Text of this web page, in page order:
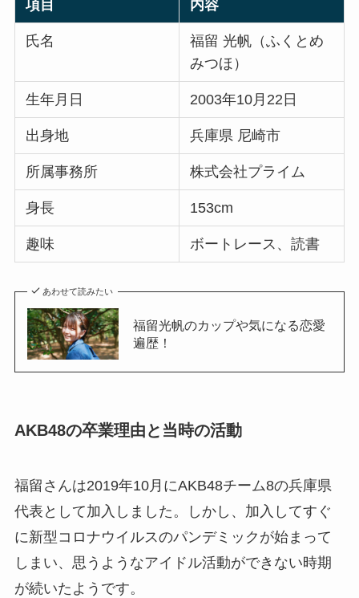
項目 内容
氏名
福留 光帆（ふくとめ
みつほ）
生年月日 2003年10月22日
出身地 兵庫県 尼崎市
所属事務所 株式会社プライム
身長 153cm
趣味 ボートレース、読書
あわせて読みたい
福留光帆のカップや気になる恋愛
遍歴！
AKB48の卒業理由と当時の活動
福留さんは2019年10月にAKB48チーム8の兵庫県
代表として加入しました。しかし、加入してすぐ
に新型コロナウイルスのパンデミックが始まって
しまい、思うようなアイドル活動ができない時期
が続いたようです。